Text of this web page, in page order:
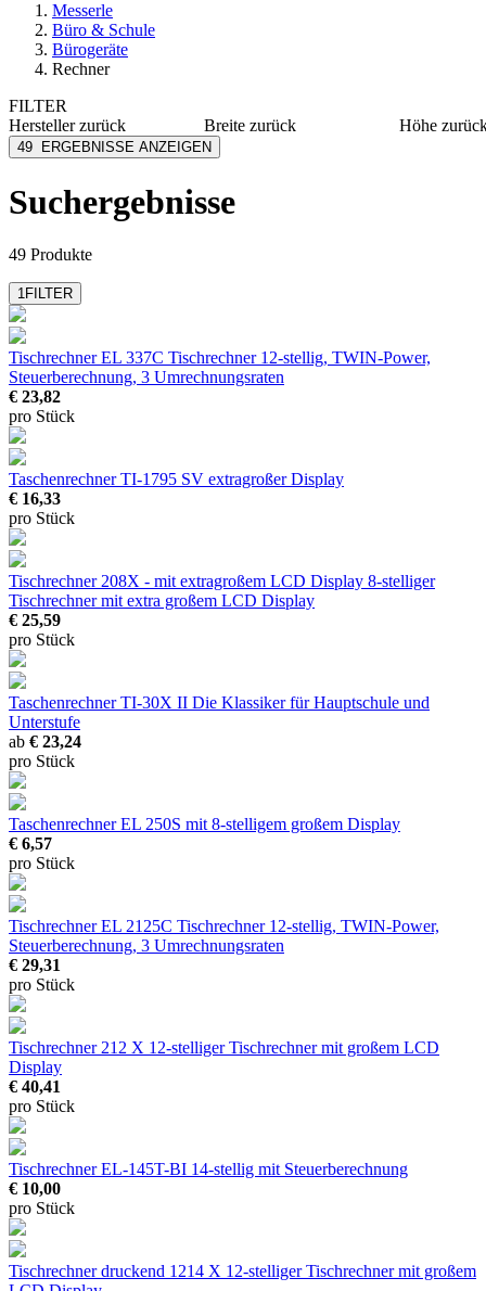
Messerle
Büro & Schule
Bürogeräte
Rechner
FILTER
Herstellerzurück
Canon
Hewlett Packard
Ibico
mehr anzeigen
Breite zurück
mehr anzeigen
Höhe
49 ERGEBNISSE ANZEIGEN
Suchergebnisse
49 Produkte
1FILTER
Tischrechner EL 337C Tischrechner 12-stellig, TWIN-Power,
Steuerberechnung, 3 Umrechnungsraten
€ 23,82
pro Stück
Taschenrechner TI-1795 SV extragroßer Display
€ 16,33
pro Stück
Tischrechner 208X - mit extragroßem LCD Display 8-stelliger
Tischrechner mit extra großem LCD Display
€ 25,59
pro Stück
Taschenrechner TI-30X II Die Klassiker für Hauptschule und
Unterstufe
ab € 23,24
pro Stück
Taschenrechner EL 250S mit 8-stelligem großem Display
€ 6,57
pro Stück
Tischrechner EL 2125C Tischrechner 12-stellig, TWIN-Power,
Steuerberechnung, 3 Umrechnungsraten
€ 29,31
pro Stück
Tischrechner 212 X 12-stelliger Tischrechner mit großem LCD
Display
€ 40,41
pro Stück
Tischrechner EL-145T-BI 14-stellig mit Steuerberechnung
€ 10,00
pro Stück
Tischrechner druckend 1214 X 12-stelliger Tischrechner mit großem